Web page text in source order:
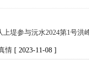
堤参与沅水2024第1号洪
情 [ 2023-11-08 ]